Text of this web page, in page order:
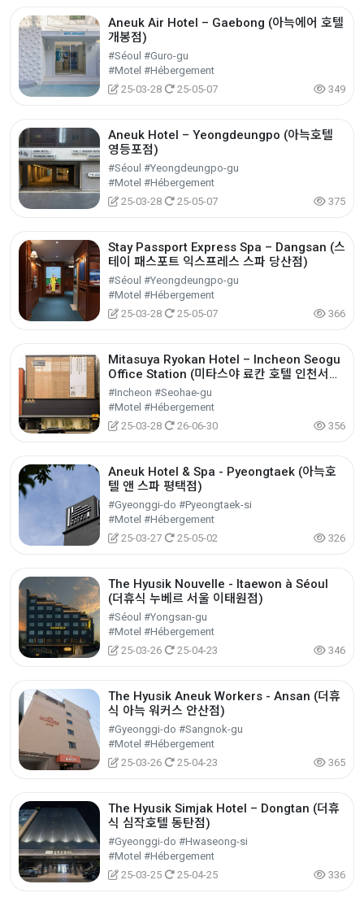
Aneuk Air Hotel – Gaebong (아늑에어 호텔
개봉점)
#Séoul #Guro-gu
#Motel #Hébergement
25-03-28
25-05-07 349
Aneuk Hotel – Yeongdeungpo (아늑호텔
영등포점)
#Séoul #Yeongdeungpo-gu
#Motel #Hébergement
25-03-28
25-05-07 375
Stay Passport Express Spa – Dangsan (스
테이 패스포트 익스프레스 스파 당산점)
#Séoul #Yeongdeungpo-gu
#Motel #Hébergement
25-03-28
25-05-07 366
Mitasuya Ryokan Hotel – Incheon Seogu
Office Station (미타스야 료칸 호텔 인천서구
청역점)
#Incheon #Seohae-gu
#Motel #Hébergement
25-03-28
26-06-30 356
Aneuk Hotel & Spa - Pyeongtaek (아늑호
텔 앤 스파 평택점)
#Gyeonggi-do #Pyeongtaek-si
#Motel #Hébergement
25-03-27
25-05-02 326
The Hyusik Nouvelle - Itaewon à Séoul
(더휴식 누베르 서울 이태원점)
#Séoul #Yongsan-gu
#Motel #Hébergement
25-03-26
25-04-23 346
The Hyusik Aneuk Workers - Ansan (더휴
식 아늑 워커스 안산점)
#Gyeonggi-do #Sangnok-gu
#Motel #Hébergement
25-03-26
25-04-23 365
The Hyusik Simjak Hotel – Dongtan (더휴
식 심작호텔 동탄점)
#Gyeonggi-do #Hwaseong-si
#Motel #Hébergement
25-03-25
25-04-25 336